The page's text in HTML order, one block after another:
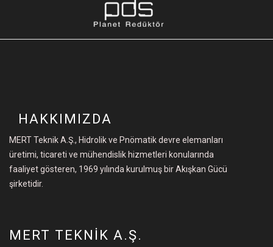
HAKKIMIZDA
MERT Teknik A.Ş., Hidrolik ve Pnömatik devre elemanları
üretimi, ticareti ve mühendislik hizmetleri konularında
faaliyet gösteren, 1969 yılında kurulmuş bir Akışkan Gücü
şirketidir.
MERT TEKNİK A.Ş.